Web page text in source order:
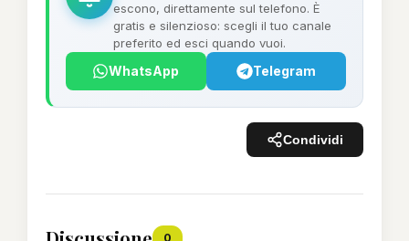
escono, direttamente sul telefono. È
gratis e silenzioso: scegli il tuo canale
preferito ed esci quando vuoi.
WhatsApp Telegram
Condividi
0